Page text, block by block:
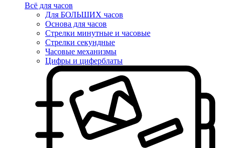
Всё для часов
Для БОЛЬШИХ часов
Основа для часов
Стрелки минутные и часовые
Стрелки секундные
Часовые механизмы
Цифры и циферблаты